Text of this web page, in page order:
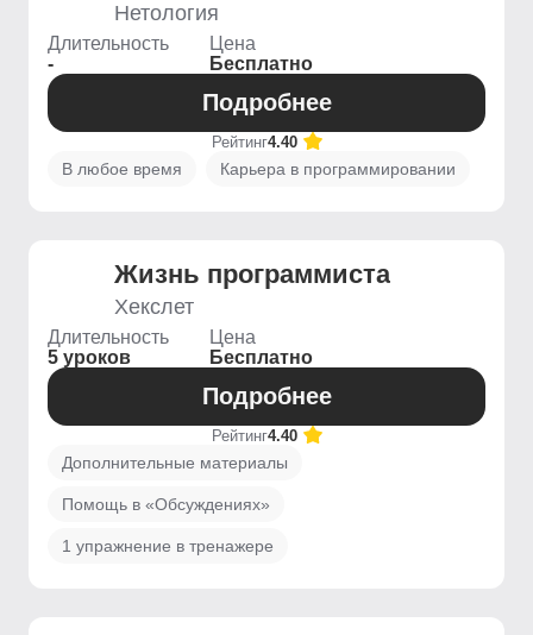
Нетология
Длительность
-
Цена
Бесплатно
Подробнее
Рейтинг4.40
В любое время Карьера в программировании
Жизнь программиста
Хекслет
Длительность
5 уроков
Цена
Бесплатно
Подробнее
Рейтинг4.40
Дополнительные материалы
Помощь в «Обсуждениях»
1 упражнение в тренажере